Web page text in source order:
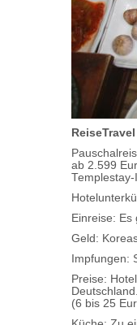
ReiseTravel
ab 2.599
Templestay-
Einreise: Es
Geld:
Impfungen:
Preise:
(6 bis 25